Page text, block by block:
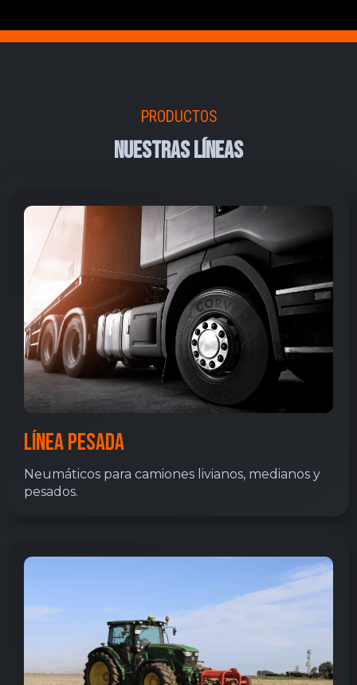
PRODUCTOS
NUESTRAS LÍNEAS
Línea PesaDa
Neumáticos para camiones livianos, medianos y
pesados.